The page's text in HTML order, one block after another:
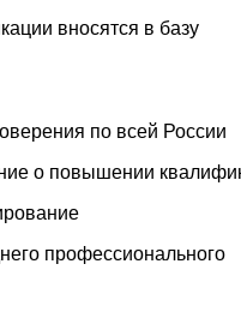
вносятся в базу
по всей России
о повышении
профессионального